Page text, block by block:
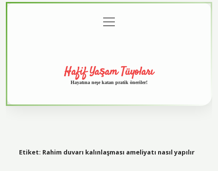
menüyü
aç
Hafif Yaşam Tüyoları
Hayatına neşe katan pratik öneriler!
Etiket: Rahim duvarı kalınlaşması ameliyatı nasıl yapılır